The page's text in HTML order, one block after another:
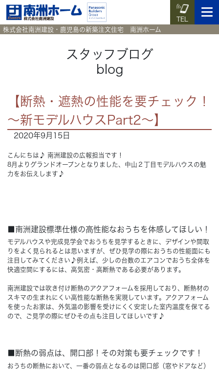
TEL
暮らしのコラム
HOME
News 新着情報
Works 施工実例集
Concept コンセプト
Techno EX テクノストラクチャーEX
株式会社南洲建設・鹿児島の新築注文住宅 南洲ホーム
スタッフブログ
blog
【断熱・遮熱の性能を要チェック！
～新モデルハウスPart2～】
2020年9月15日
こんにちは♪ 南洲建設の広報担当です！
8月よりグランドオープンとなりました、中山２丁目モデルハウスの魅
力をお伝えします♪
■南洲建設標準仕様の高性能なおうちを体感してほしい！
モデルハウスや完成見学会でおうちを見学するときに、デザインや間取
りをよく見られるとは思いますが、ぜひ見学の際におうちの性能面にも
注目してみてください♪例えば、少しの台数のエアコンでおうち全体を
快適空間にするには、高気密・高断熱である必要があります。
南洲建設では吹き付け断熱のアクアフォームを採用しており、断熱材の
スキマの生まれにくい高性能な断熱を実現しています。アクアフォーム
を使ったお家は、外気温の影響を受けにくく安定した室内温度を保てる
ので、ご見学の際にぜひその点も注目してほしいです♪
■断熱の弱点は、開口部！その対策も要チェックです！
おうちの断熱において、一番の弱点となるのは開口部（窓やドアなど）